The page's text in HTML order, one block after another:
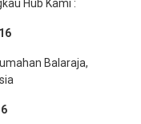
Hub Kami :
Balaraja,